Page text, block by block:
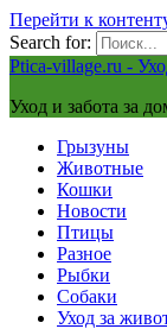
Перейти к
Search for:
Ptica-village.ru -
Уход и забота за
Грызуны
Животные
Кошки
Новости
Птицы
Разное
Рыбки
Собаки
Уход за